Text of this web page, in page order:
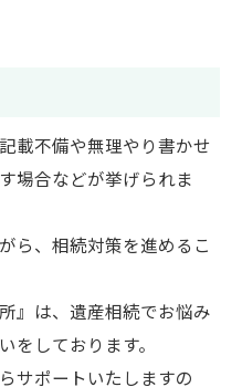
載不備や無理やり書かせ
場合などが挙げられま
ら、相続対策を進めるこ
』は、遺産相続でお悩み
をしております。
サポートいたしますの